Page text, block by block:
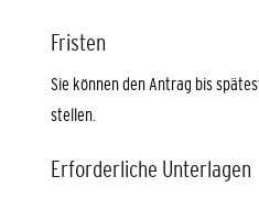
Fristen
Sie können den Antrag bis
stellen.
Erforderliche Unterlagen